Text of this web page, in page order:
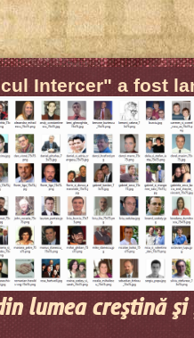
Intercer" a fost
lumea creştină